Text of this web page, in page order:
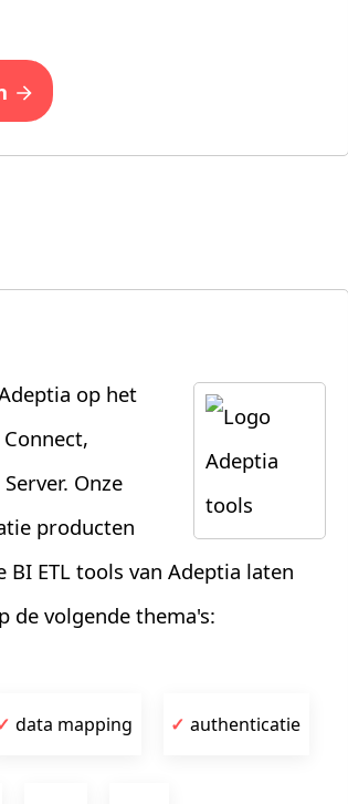
op het
Onze
producten
ETL tools van Adeptia laten
de volgende thema's:
data mapping authenticatie